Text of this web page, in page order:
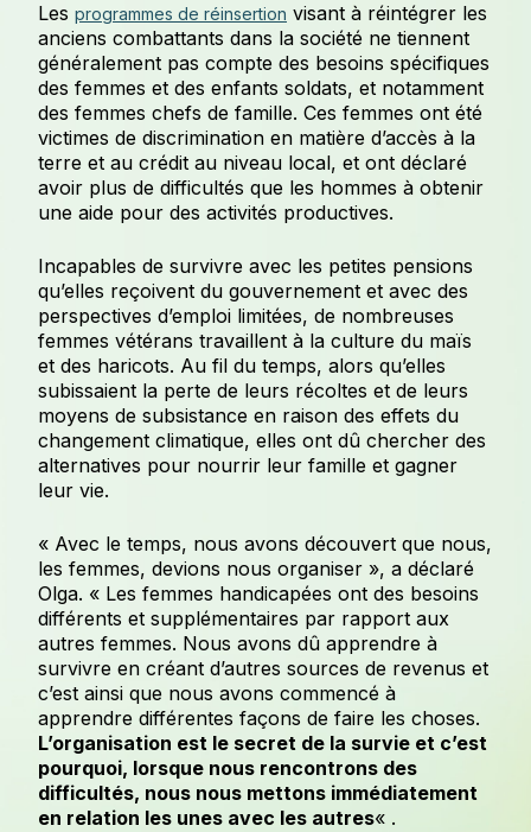
Les programmes de réinsertion visant à réintégrer les
anciens combattants dans la société ne tiennent
généralement pas compte des besoins spécifiques
des femmes et des enfants soldats, et notamment
des femmes chefs de famille. Ces femmes ont été
victimes de discrimination en matière d’accès à la
terre et au crédit au niveau local, et ont déclaré
avoir plus de difficultés que les hommes à obtenir
une aide pour des activités productives.
Incapables de survivre avec les petites pensions
qu’elles reçoivent du gouvernement et avec des
perspectives d’emploi limitées, de nombreuses
femmes vétérans travaillent à la culture du maïs
et des haricots. Au fil du temps, alors qu’elles
subissaient la perte de leurs récoltes et de leurs
moyens de subsistance en raison des effets du
changement climatique, elles ont dû chercher des
alternatives pour nourrir leur famille et gagner
leur vie.
« Avec le temps, nous avons découvert que nous,
les femmes, devions nous organiser », a déclaré
Olga. « Les femmes handicapées ont des besoins
différents et supplémentaires par rapport aux
autres femmes. Nous avons dû apprendre à
survivre en créant d’autres sources de revenus et
c’est ainsi que nous avons commencé à
apprendre différentes façons de faire les choses.
L’organisation est le secret de la survie et c’est
pourquoi, lorsque nous rencontrons des
difficultés, nous nous mettons immédiatement
en relation les unes avec les autres« .